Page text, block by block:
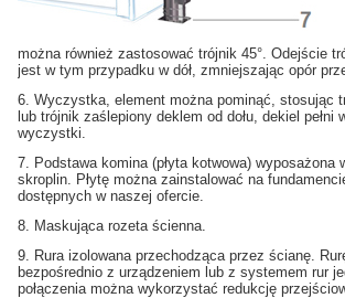
można również zastosować trójnik 45°. Odejście
jest w tym przypadku w dół, zmniejszając opór
6. Wyczystka, element można pominąć, stosując
lub trójnik zaślepiony deklem od dołu, dekiel pełni
wyczystki.
7. Podstawa komina (płyta kotwowa) wyposażona
skroplin. Płytę można zainstalować na
dostępnych w naszej ofercie.
8. Maskująca rozeta ścienna.
9. Rura izolowana przechodząca przez ścianę.
bezpośrednio z urządzeniem lub z systemem rur
połączenia można wykorzystać redukcję